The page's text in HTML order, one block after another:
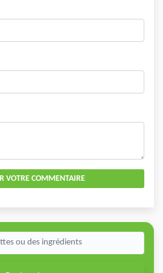
VOTRE COMMENTAIRE